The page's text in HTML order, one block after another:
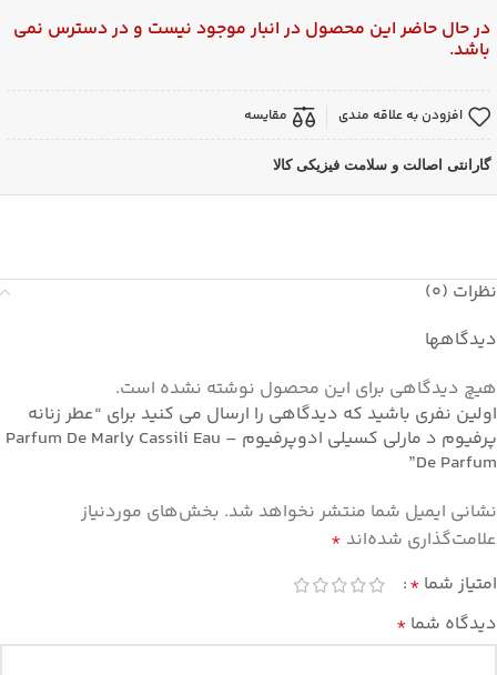
در حال حاضر این محصول در انبار موجود نیست و در دسترس نمی
باشد.
افزودن به علاقه مندی مقایسه
گارانتی اصالت و سلامت فیزیکی کالا
نظرات (0)
دیدگاهها
هیچ دیدگاهی برای این محصول نوشته نشده است.
اولین نفری باشید که دیدگاهی را ارسال می کنید برای “عطر زنانه
پرفیوم د مارلی کسیلی ادوپرفیوم – Parfum De Marly Cassili Eau
De Parfum”
نشانی ایمیل شما منتشر نخواهد شد. بخش‌های موردنیاز
علامت‌گذاری شده‌اند *
امتیاز شما *
دیدگاه شما *